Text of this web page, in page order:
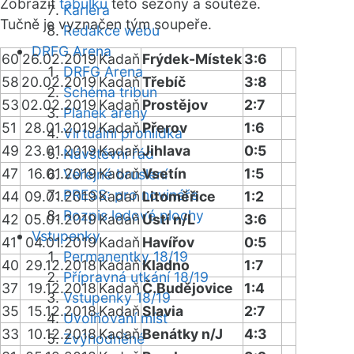
Kariéra
Redakce webu
DRFG Arena
DRFG Arena
Schéma tribun
Plánek areny
Virtuální prohlídka
Návštěvní řád
Veřejné bruslení
PRESS: pro novináře
Rozpis ledové plochy
Vstupenky
Permanentky 18/19
Přípravná utkání 18/19
Vstupenky 18/19
Uvolňování míst
Zvýhodněné
Zobrazit tabulku této sezóny a soutěže.
Tučně je vyznačen tým soupeře.
60 26.02.2019 Kadaň Frýdek-Místek3:6
58 20.02.2019KadaňTřebíč
3:8
53 02.02.2019 Kadaň Prostějov
2:7
51
28.01.2019KadaňPřerov
1:6
49 23.01.2019KadaňJihlava
0:5
47
16.01.2019KadaňVsetín
1:5
44 09.01.2019KadaňLitoměřice
1:2
42 05.01.2019KadaňÚstí n/L
3:6
41
04.01.2019Kadaň Havířov
0:5
40 29.12.2018KadaňKladno
1:7
37
19.12.2018 Kadaň Č.Budějovice
1:4
35
15.12.2018KadaňSlavia
2:7
33
10.12.2018KadaňBenátky n/J
4:3